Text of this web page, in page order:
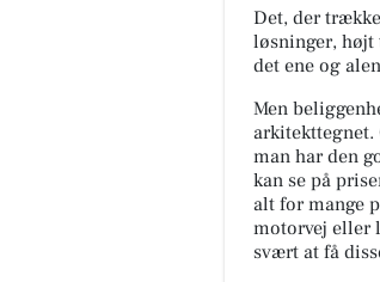
Det, der
løsninger, højt
det ene og
Men
arkitekttegnet.
man har den
kan se på
alt for mange
motorvej eller
svært at få